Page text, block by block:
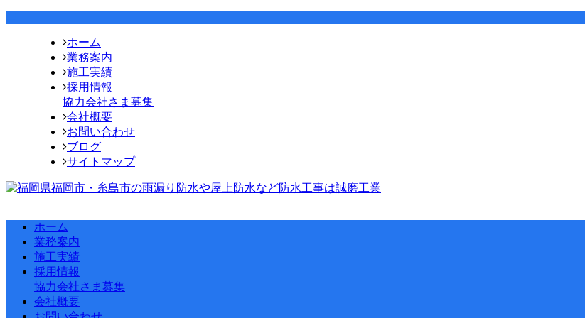
ホーム
業務案内
施工実績
採用情報
協力会社さま募集
会社概要
お問い合わせ
ブログ
サイトマップ
ホーム
業務案内
施工実績
採用情報
協力会社さま募集
会社概要